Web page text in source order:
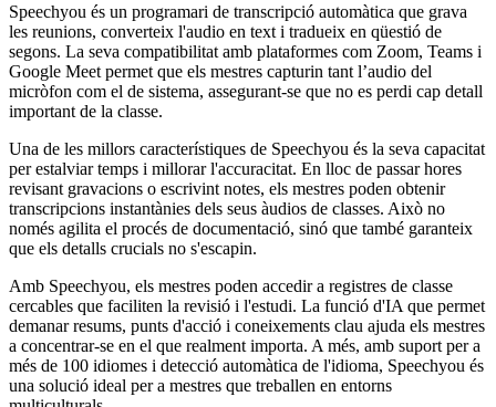
Speechyou és un programari de transcripció automàtica que grava
les reunions, converteix l'audio en text i tradueix en qüestió de
segons. La seva compatibilitat amb plataformes com Zoom, Teams i
Google Meet permet que els mestres capturin tant l’audio del
micròfon com el de sistema, assegurant-se que no es perdi cap detall
important de la classe.
Una de les millors característiques de Speechyou és la seva capacitat
per estalviar temps i millorar l'accuracitat. En lloc de passar hores
revisant gravacions o escrivint notes, els mestres poden obtenir
transcripcions instantànies dels seus àudios de classes. Això no
només agilita el procés de documentació, sinó que també garanteix
que els detalls crucials no s'escapin.
Amb Speechyou, els mestres poden accedir a registres de classe
cercables que faciliten la revisió i l'estudi. La funció d'IA que permet
demanar resums, punts d'acció i coneixements clau ajuda els mestres
a concentrar-se en el que realment importa. A més, amb suport per a
més de 100 idiomes i detecció automàtica de l'idioma, Speechyou és
una solució ideal per a mestres que treballen en entorns